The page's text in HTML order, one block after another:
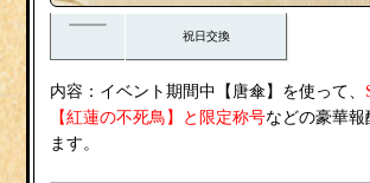
祝日交換
内容：イベント期間中【 唐傘 】を使って、
【紅蓮の不死鳥 】と限定称号などの豪華報
ます。